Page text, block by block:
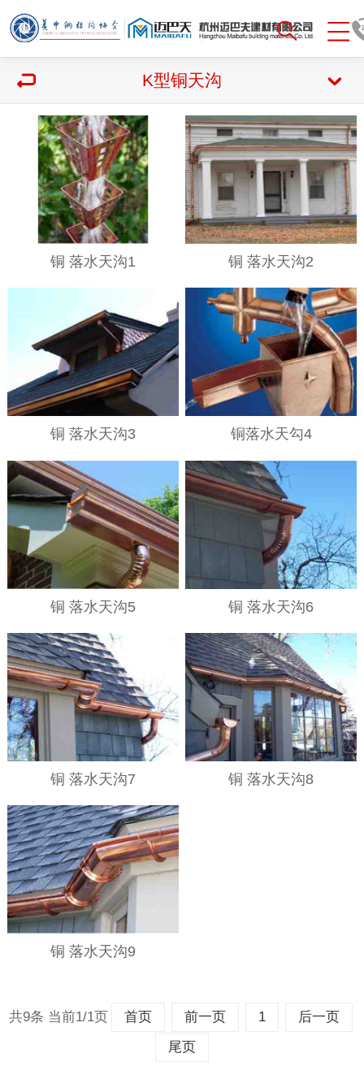
K型铜天沟
铜 落水天沟1 铜 落水天沟2
铜 落水天沟3 铜落水天勾4
铜 落水天沟5 铜 落水天沟6
铜 落水天沟7 铜 落水天沟8
铜 落水天沟9
共9条 当前1/1页 首页 前一页 1
后一页
尾页